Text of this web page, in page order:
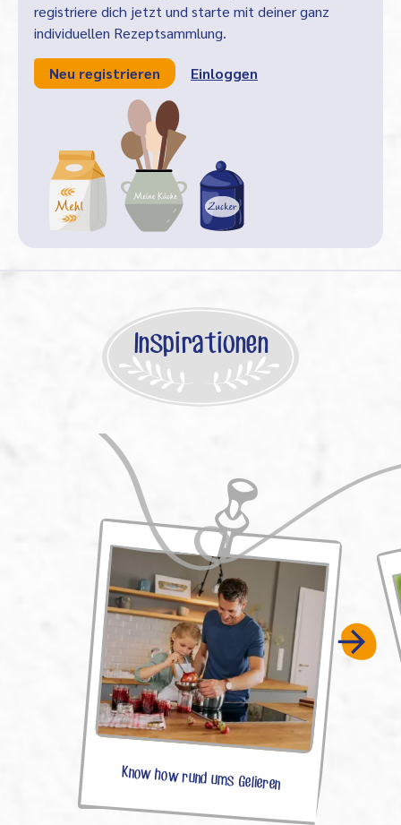
registriere dich jetzt und starte mit deiner ganz
individuellen Rezeptsammlung.
Neu registrieren Einloggen
Inspirationen
Know how rund ums Gelieren